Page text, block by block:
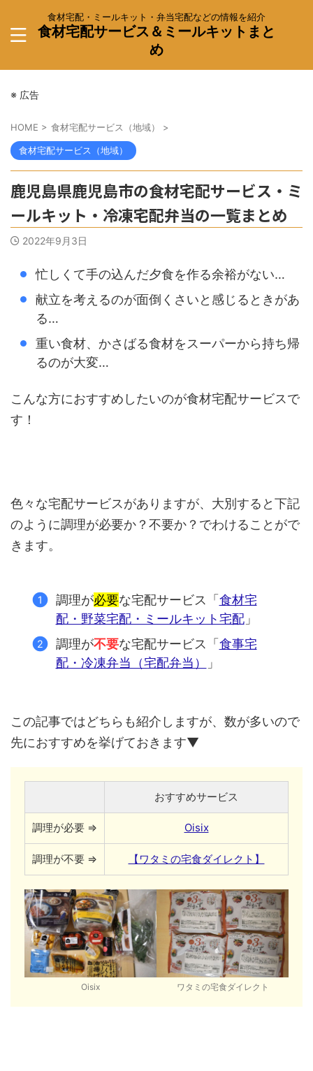
食材宅配・ミールキット・弁当宅配などの情報を紹介
食材宅配サービス＆ミールキットまと
め
※ 広告
HOME > 食材宅配サービス（地域） >
食材宅配サービス（地域）
鹿児島県鹿児島市の食材宅配サービス・ミ
ールキット・冷凍宅配弁当の一覧まとめ
2022年9月3日
忙しくて手の込んだ夕食を作る余裕がない…
献立を考えるのが面倒くさいと感じるときがあ
る…
重い食材、かさばる食材をスーパーから持ち帰
るのが大変…
こんな方におすすめしたいのが食材宅配サービスで
す！
色々な宅配サービスがありますが、大別すると下記
のように調理が必要か？不要か？でわけることがで
きます。
調理が必要な宅配サービス「食材宅
配・野菜宅配・ミールキット宅配」
調理が不要な宅配サービス「食事宅
配・冷凍弁当（宅配弁当）
」
この記事ではどちらも紹介しますが、数が多いので
先におすすめを挙げておきます▼
おすすめサービス
調理が必要 ⇒ Oisix
調理が不要 ⇒ 【ワタミの宅食ダイレクト】
Oisix ワタミの宅食ダイレクト